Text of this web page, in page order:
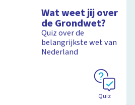
Wat weet jij over
de Grondwet?
Quiz over de
belangrijkste wet van
Nederland
Quiz